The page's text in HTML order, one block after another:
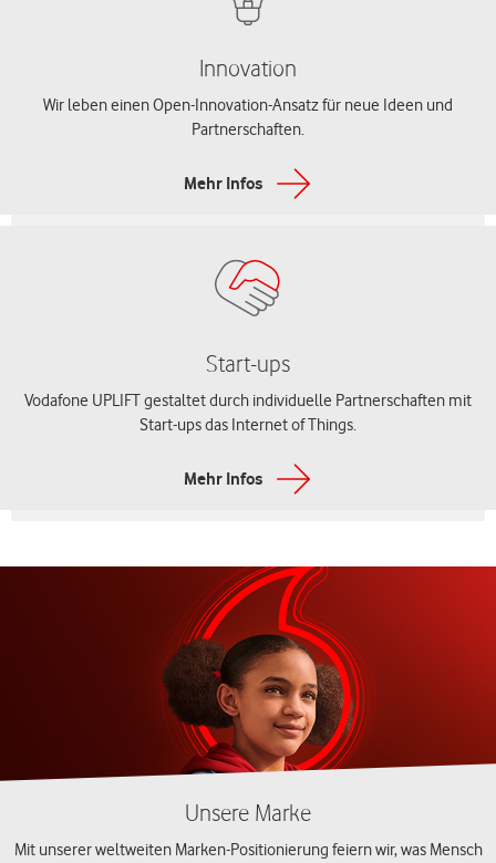
Innovation
Wir leben einen Open-Innovation-Ansatz für neue Ideen und
Partnerschaften.
Mehr Infos
Start-ups
Vodafone UPLIFT gestaltet durch individuelle Partnerschaften mit
Start-ups das Internet of Things.
Mehr Infos
Unsere Marke
Mit unserer weltweiten Marken-Positionierung feiern wir, was Mensch